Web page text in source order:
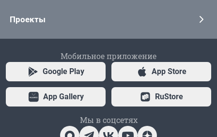
Проекты
Мобильное приложение
Google Play App Store
App Gallery RuStore
Мы в соцсетях